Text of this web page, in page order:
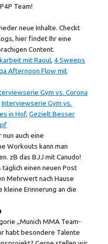
Team!
neue Inhalte. Checkt
hier findet Ihr eine
Content.
mit Raoul, 4 Sweeps
Afternoon Flow mit
Gym vs. Corona
Interviewserie Gym vs.
in Hof, Gezielt Besser
auch eine
Workouts kann man
zB das BJJ mit Canudo!
einen neuen Post
Mehrwert nach Hause
kleine Erinnerung an die
„Munich MMA Team-
habt besondere Talente